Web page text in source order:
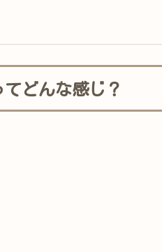
どんな感じ？